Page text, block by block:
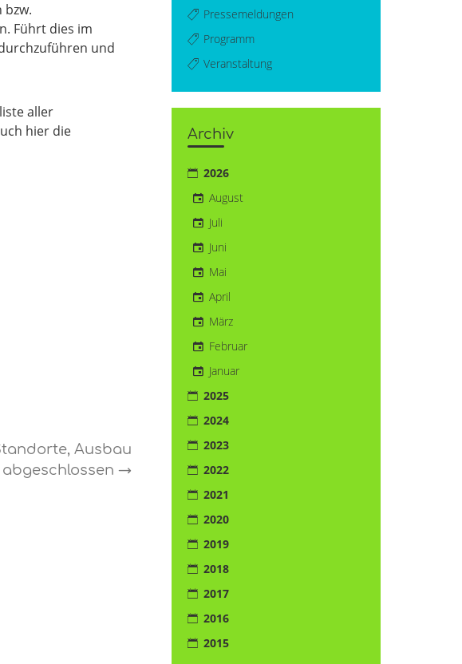
bzw.
Führt dies im
und
aller
hier die
Ausbau
abgeschlossen →
Pressemeldungen
Programm
Veranstaltung
Archiv
2026
August
Juli
Juni
Mai
April
März
Februar
Januar
2025
2024
2023
2022
2021
2020
2019
2018
2017
2016
2015